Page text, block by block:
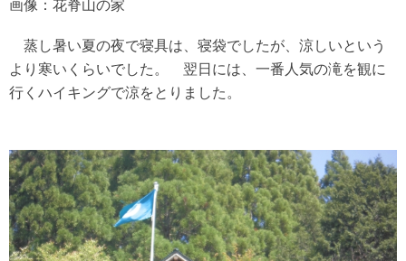
画像：花脊山の家
蒸し暑い夏の夜で寝具は、寝袋でしたが、涼しいという
より寒いくらいでした。 翌日には、一番人気の滝を観に
行くハイキングで涼をとりました。